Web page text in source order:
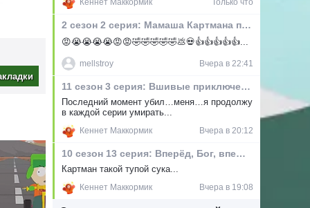
он
первая
2 сезон 2 серия: Мамаша Картмана по-прежнему грязная шлюха
😡😭😭😭😭😡😡🤣🤣🤣🤣🤣💩💀👍👍👍👍👍...
mellstroy Вчера в 22:41
11 сезон 3 серия: Вшивые приключения
Последний момент убил…меня…я продолжу
в каждой серии умирать...
Кеннет Маккормик Вчера в 20:12
10 сезон 13 серия: Вперёд, Бог, вперёд XII
Картман такой тупой сука...
Кеннет Маккормик Вчера в 19:08